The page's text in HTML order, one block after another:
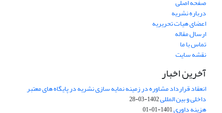
صفحه اصلی
درباره نشریه
اعضای هیات تحریریه
ارسال مقاله
تماس با ما
نقشه سایت
آخرین اخبار
انعقاد قرارداد مشاوره در زمینه نمایه سازی نشریه در پایگاه های معتبر
داخلی و بین المللی1402-03-28
هزینه داوری1401-01-01